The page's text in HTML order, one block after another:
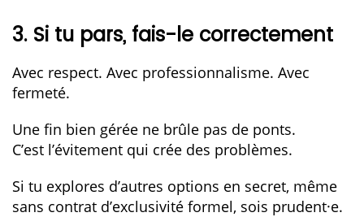
3. Si tu pars, fais-le correctement
Avec respect. Avec professionnalisme. Avec
fermeté.
Une fin bien gérée ne brûle pas de ponts.
C’est l’évitement qui crée des problèmes.
Si tu explores d’autres options en secret, même
sans contrat d’exclusivité formel, sois prudent·e.